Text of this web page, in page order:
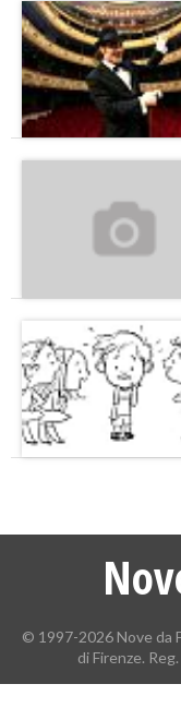
© 1997-2026 Nove da
di Firenze.